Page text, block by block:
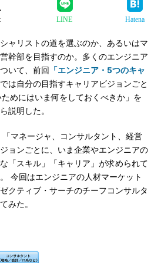
LINE Hatena
ャリストの道を選ぶのか、あるいはマ
幹部を目指すのか。多くのエンジニア
いて、前回
「エンジニア・5つのキャ
では自分の目指すキャリアビジョンごと
めにはいま何をしておくべきか」を
説明した。
マネージャ、コンサルタント、経営
ョンごとに、いま企業やエンジニアの
「スキル」「キャリア」が求められて
今回はエンジニアの人材マーケット
クティブ・サーチのチーフコンサルタ
みた。